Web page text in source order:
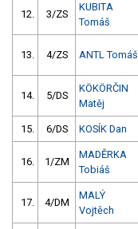
12. 3/ZS
KUBITA
Tomáš
13. 4/ZS ANTL Tomáš
14. 5/DS
KÖKÖRČIN
Matěj
15. 6/DS KOSÍK Dan
16. 1/ZM
MADĚRKA
Tobiáš
17. 4/DM
MALÝ
Vojtěch